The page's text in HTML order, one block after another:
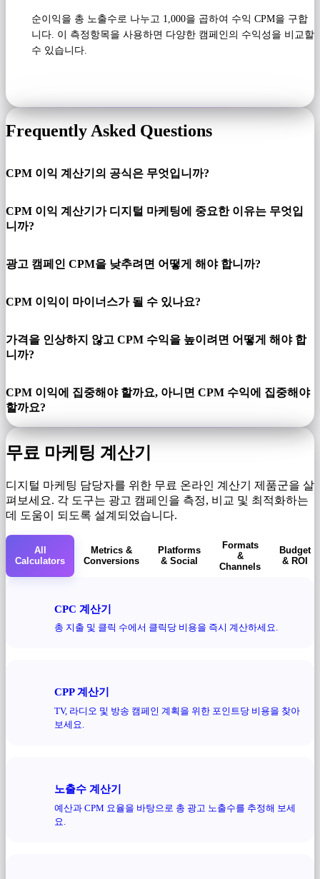
순이익을 총 노출수로 나누고 1,000을 곱하여 수익 CPM을 구합
니다. 이 측정항목을 사용하면 다양한 캠페인의 수익성을 비교할
수 있습니다.
Frequently Asked Questions
CPM 이익 계산기의 공식은 무엇입니까?
CPM 이익 계산기가 디지털 마케팅에 중요한 이유는 무엇입
니까?
광고 캠페인 CPM을 낮추려면 어떻게 해야 합니까?
CPM 이익이 마이너스가 될 수 있나요?
가격을 인상하지 않고 CPM 수익을 높이려면 어떻게 해야 합
니까?
CPM 이익에 집중해야 할까요, 아니면 CPM 수익에 집중해야
할까요?
무료 마케팅 계산기
디지털 마케팅 담당자를 위한 무료 온라인 계산기 제품군을 살
펴보세요. 각 도구는 광고 캠페인을 측정, 비교 및 ​​최적화하는
데 도움이 되도록 설계되었습니다.
All
Calculators
Metrics &
Conversions
Platforms
& Social
Formats
&
Channels
Budget
& ROI
CPC 계산기
총 지출 및 클릭 수에서 클릭당 비용을 즉시 계산하세요.
CPP 계산기
TV, 라디오 및 방송 캠페인 계획을 위한 포인트당 비용을 찾아
보세요.
노출수 계산기
예산과 CPM 요율을 바탕으로 총 광고 노출수를 추정해 보세
요.